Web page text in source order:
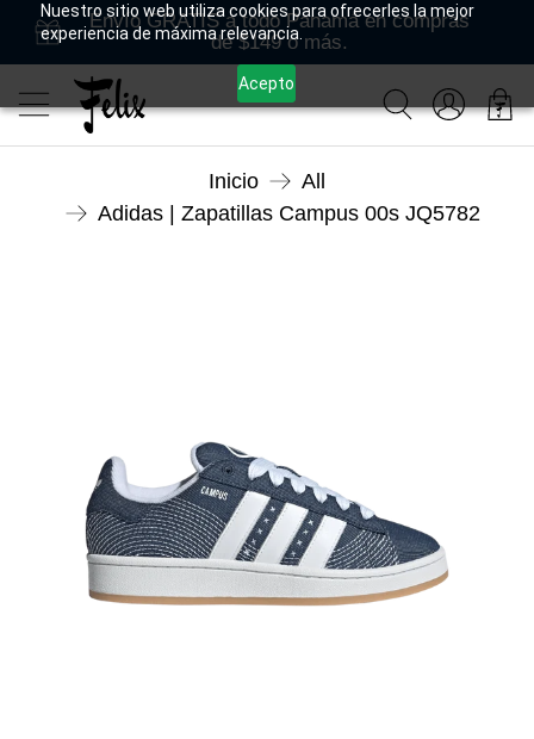
Nuestro sitio web utiliza cookies para ofrecerles la mejor
experiencia de máxima relevancia.
Acepto
Envío GRATIS a todo Panamá en compras
de $149 o más.
Inicio
All
Adidas | Zapatillas Campus 00s JQ5782